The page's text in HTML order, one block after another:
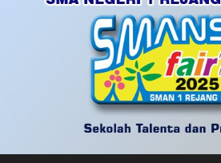
SMA NEGERI 1 REJANG LEBONG